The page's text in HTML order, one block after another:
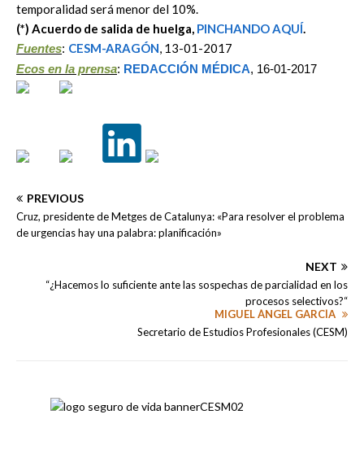
temporalidad será menor del 10%.
(*) Acuerdo de salida de huelga, PINCHANDO AQUÍ.
Fuentes: CESM-ARAGÓN, 13-01-2017
Ecos en la prensa: REDACCIÓN MÉDICA, 16-01-2017
PREVIOUS
Cruz, presidente de Metges de Catalunya: «Para resolver el problema
de urgencias hay una palabra: planificación»
NEXT
“¿Hacemos lo suficiente ante las sospechas de parcialidad en los
procesos selectivos?“
MIGUEL ÁNGEL GARCÍA
Secretario de Estudios Profesionales (CESM)